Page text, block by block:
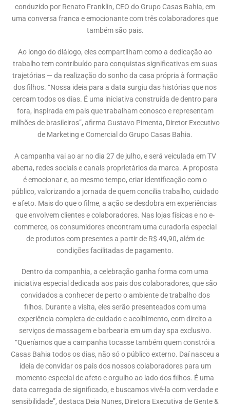
conduzido por Renato Franklin, CEO do Grupo Casas Bahia, em
uma conversa franca e emocionante com três colaboradores que
também são pais.
Ao longo do diálogo, eles compartilham como a dedicação ao
trabalho tem contribuído para conquistas significativas em suas
trajetórias — da realização do sonho da casa própria à formação
dos filhos. “Nossa ideia para a data surgiu das histórias que nos
cercam todos os dias. É uma iniciativa construída de dentro para
fora, inspirada em pais que trabalham conosco e representam
milhões de brasileiros”, afirma Gustavo Pimenta, Diretor Executivo
de Marketing e Comercial do Grupo Casas Bahia.
A campanha vai ao ar no dia 27 de julho, e será veiculada em TV
aberta, redes sociais e canais proprietários da marca. A proposta
é emocionar e, ao mesmo tempo, criar identificação com o
público, valorizando a jornada de quem concilia trabalho, cuidado
e afeto. Mais do que o filme, a ação se desdobra em experiências
que envolvem clientes e colaboradores. Nas lojas físicas e no e-
commerce, os consumidores encontram uma curadoria especial
de produtos com presentes a partir de R$ 49,90, além de
condições facilitadas de pagamento.
Dentro da companhia, a celebração ganha forma com uma
iniciativa especial dedicada aos pais dos colaboradores, que são
convidados a conhecer de perto o ambiente de trabalho dos
filhos. Durante a visita, eles serão presenteados com uma
experiência completa de cuidado e acolhimento, com direito a
serviços de massagem e barbearia em um day spa exclusivo.
“Queríamos que a campanha tocasse também quem constrói a
Casas Bahia todos os dias, não só o público externo. Daí nasceu a
ideia de convidar os pais dos nossos colaboradores para um
momento especial de afeto e orgulho ao lado dos filhos. É uma
data carregada de significado, e buscamos vivê-la com verdade e
sensibilidade”, destaca Deia Nunes, Diretora Executiva de Gente &